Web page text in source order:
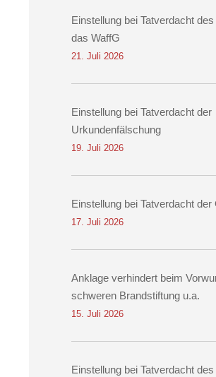
Einstellung bei Tatverdacht
das WaffG
21. Juli 2026
Einstellung bei Tatverdacht der
Urkundenfälschung
19. Juli 2026
Einstellung bei Tatverdacht
17. Juli 2026
Anklage verhindert beim
schweren Brandstiftung u.a.
15. Juli 2026
Einstellung bei Tatverdacht